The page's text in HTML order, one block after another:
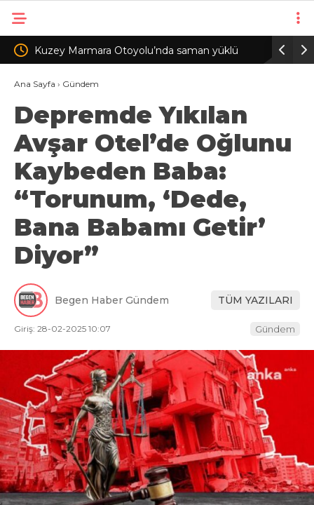
saman yüklü
yandı
Avcılar’da balık tutarken denize
Ana Sayfa › Gündem
Depremde Yıkılan
Avşar Otel’de Oğlunu
Kaybeden Baba:
“Torunum, ‘Dede,
Bana Babamı Getir’
Diyor”
Begen Haber Gündem TÜM YAZILARI
Giriş: 28-02-2025 10:07 Gündem